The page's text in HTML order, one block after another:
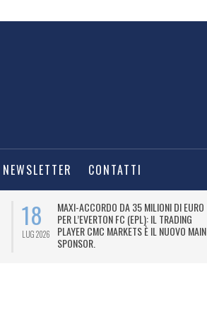
NEWSLETTER CONTATTI
18
LUG 2026
MAXI-ACCORDO DA 35 MILIONI DI EURO
PER L’EVERTON FC (EPL): IL TRADING
PLAYER CMC MARKETS È IL NUOVO MAIN
SPONSOR.